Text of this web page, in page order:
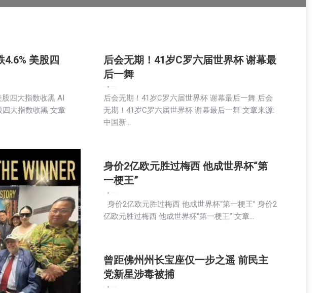
4.6% 美股四
四大指数收黑 AI
四大指数收黑 文章
后会无期！41岁C罗六届世界杯 谢幕最
后一舞
后会无期！41岁C罗六届世界杯 谢幕最后一舞 后会
无期！41岁C罗六届世界杯 谢幕最后一舞 文章来源:
中国新…
身价2亿欧元胜过梅西 他成世界杯“第
一梗王”
身价2亿欧元胜过梅西 他成世界杯“第一梗王” 身价2
亿欧元胜过梅西 他成世界杯“第一梗王” 文章…
曾距佛州州长宝座仅一步之遥 前民主
党新星涉毒被捕